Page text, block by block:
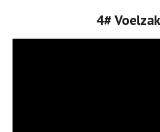
4#